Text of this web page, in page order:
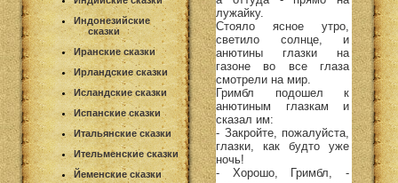
Индонезийские
сказки
Иранские сказки
Ирландские сказки
Исландские сказки
Испанские сказки
Итальянские сказки
Ительменские сказки
Йеменские сказки
лужайку.
Стояло ясное утро,
светило солнце, и
анютины глазки на
газоне во все глаза
смотрели на мир.
Гримбл подошел к
анютиным глазкам и
сказал им:
- Закройте, пожалуйста,
глазки, как будто уже
ночь!
- Хорошо, Гримбл, -